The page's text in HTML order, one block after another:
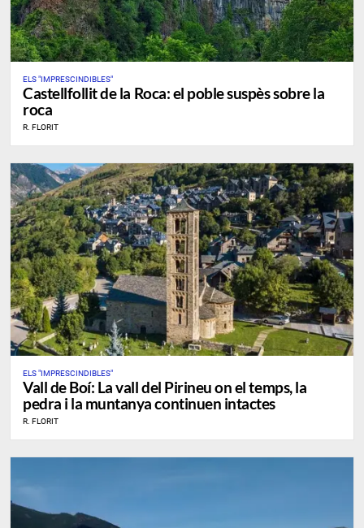
ELS "IMPRESCINDIBLES"
Castellfollit de la Roca: el poble suspès sobre la
roca
R. FLORIT
ELS "IMPRESCINDIBLES"
Vall de Boí: La vall del Pirineu on el temps, la
pedra i la muntanya continuen intactes
R. FLORIT